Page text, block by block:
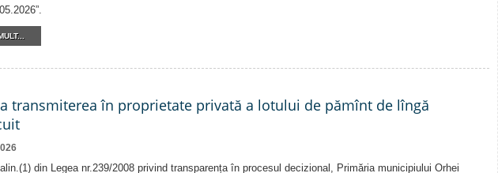
transmiterea în proprietate privată a lotului de pămînt de lîngă
din Legea nr.239/2008 privind transparența în procesul decizional, Primăria municipiului Orhei